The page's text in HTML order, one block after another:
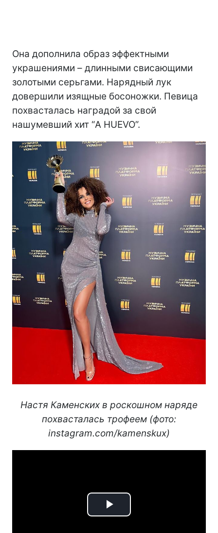
Она дополнила образ эффектными
украшениями – длинными свисающими
золотыми серьгами. Нарядный лук
довершили изящные босоножки. Певица
похвасталась наградой за свой
нашумевший хит “A HUEVO”.
Настя Каменских в роскошном наряде
похвасталась трофеем (фото:
instagram.com/kamenskux)
Play